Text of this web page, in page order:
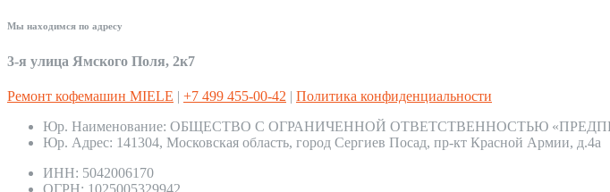
Мы находимся по адресу
3-я улица Ямского Поля, 2к7
Ремонт кофемашин MIELE | +7 499 455-00-42 | Политика конфиденциальности
Юр. Наименование: ОБЩЕСТВО С ОГРАНИЧЕННОЙ ОТВЕТСТВЕННОСТЬЮ
Юр. Адрес: 141304, Московская область, город Сергиев Посад, пр-кт Красной Армии, д.4а
ИНН: 5042006170
ОГРН: 1025005329942